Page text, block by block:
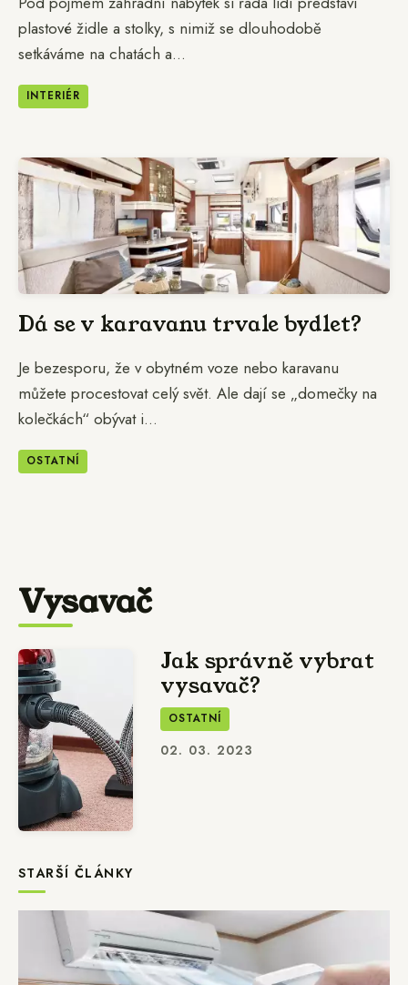
plastové židle a stolky, s nimiž se dlouhodobě
setkáváme na chatách a...
INTERIÉR
Dá se v karavanu trvale bydlet?
Je bezesporu, že v obytném voze nebo karavanu
můžete procestovat celý svět. Ale dají se „domečky na
kolečkách“ obývat i...
OSTATNÍ
Vysavač
Jak správně vybrat
vysavač?
OSTATNÍ
02. 03. 2023
STARŠÍ ČLÁNKY